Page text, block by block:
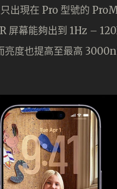
出現在 Pro 型號的
屏幕能夠出到 1Hz –
亮度也提高至最高